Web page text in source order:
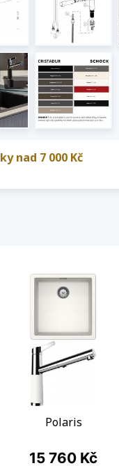
nad 7 000 Kč
Polaris
Cena
15 760 Kč